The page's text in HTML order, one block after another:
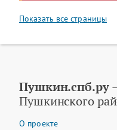
Показать все страницы
Пушкин.спб.ру
Пушкинского
О проекте